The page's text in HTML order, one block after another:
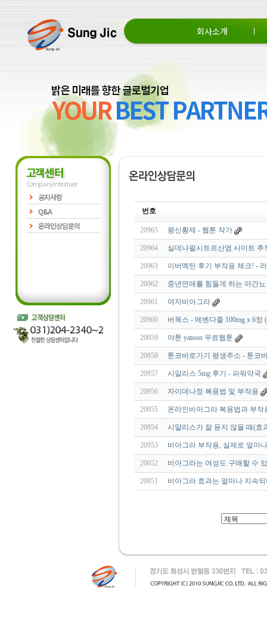
회사소개
고객센터
Company Introduce
공지사항
Q&A
온라인상담문의
번호
20965 왕신황제 - 웹툰 작가
20964 실데나필시트르산염 사이트
20963 이버멕틴 후기 부작용 체크! -
20962 중년연애를 힘들게 하는 야간
20961 여자비아그라
20960 버목스 - 메벤다졸 100mg x 6
20959 야툰 yatoon 무료웹툰
20958 툰코바로가기 평생주소 - 툰코
20957 시알리스 5mg 후기 - 파워약국
20956 자이데나정 복용법 및 부작용
20955 온라인비아그라 복용법과 부
20954 시알리스가 잘 듣지 않을 때(
20953 비아그라 부작용, 실제로 얼마
20952 비아그라는 여성도 구매할 수
20951 비아그라 효과는 얼마나 지속되